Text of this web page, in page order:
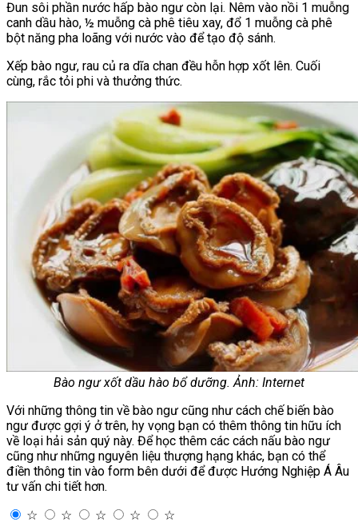
Đun sôi phần nước hấp bào ngư còn lại. Nêm vào nồi 1 muỗng
canh dầu hào, ½ muỗng cà phê tiêu xay, đổ 1 muỗng cà phê
bột năng pha loãng với nước vào để tạo độ sánh.
Xếp bào ngư, rau củ ra dĩa chan đều hỗn hợp xốt lên. Cuối
cùng, rắc tỏi phi và thưởng thức.
Bào ngư xốt dầu hào bổ dưỡng. Ảnh: Internet
Với những thông tin về bào ngư cũng như cách chế biến bào
ngư được gợi ý ở trên, hy vọng bạn có thêm thông tin hữu ích
về loại hải sản quý này. Để học thêm các cách nấu bào ngư
cũng như những nguyên liệu thượng hạng khác, bạn có thể
điền thông tin vào form bên dưới để được Hướng Nghiệp Á Âu
tư vấn chi tiết hơn.
☆
☆ ☆ ☆ ☆